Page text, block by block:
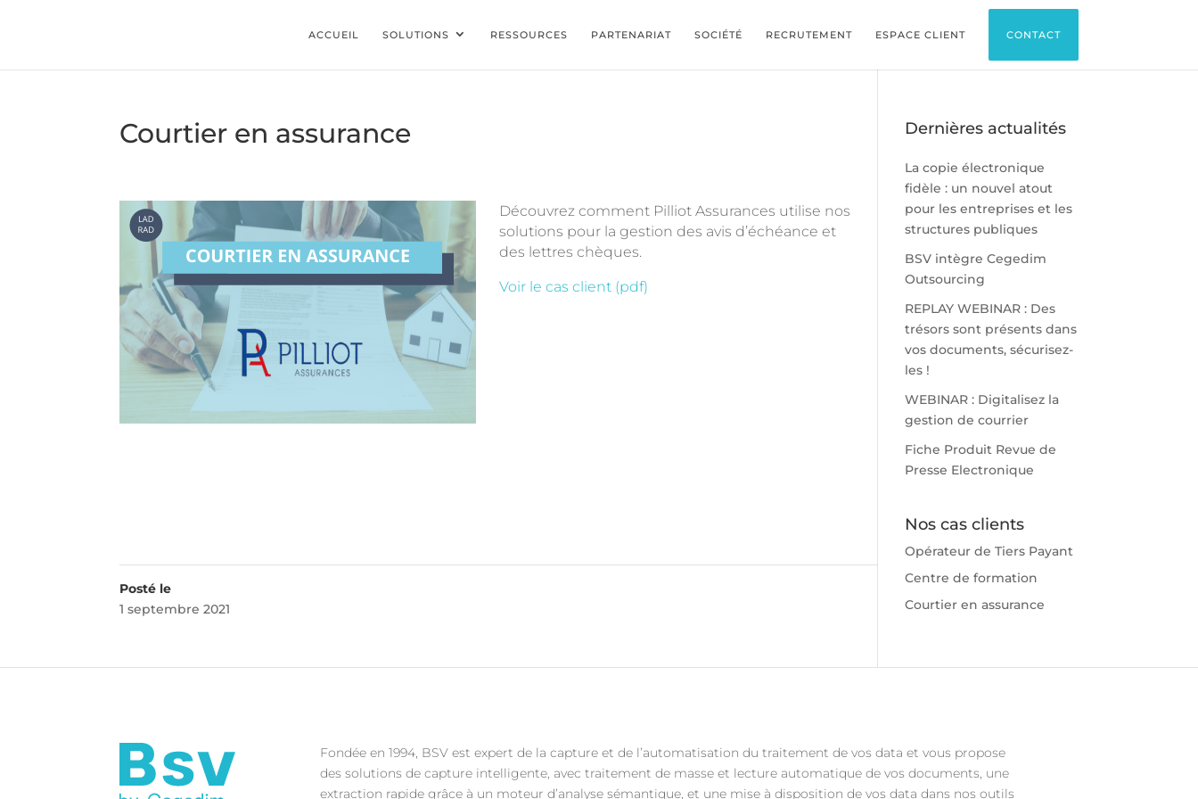
ACCUEIL SOLUTIONS RESSOURCES PARTENARIAT SOCIÉTÉ RECRUTEMENT ESPACE CLIENT CONTACT
Courtier en assurance
1 septembre 2021
Découvrez comment Pilliot Assurances utilise nos
solutions pour la gestion des avis d’échéance et
des lettres chèques.
Voir le cas client (pdf)
Dernières actualités
La copie électronique
fidèle : un nouvel atout
pour les entreprises et les
structures publiques
BSV intègre Cegedim
Outsourcing
REPLAY WEBINAR : Des
trésors sont présents dans
vos documents, sécurisez-
les !
WEBINAR : Digitalisez la
gestion de courrier
Fiche Produit Revue de
Presse Electronique
Nos cas clients
Opérateur de Tiers Payant
Centre de formation
Courtier en assurance
Fondée en 1994, BSV est expert de la capture et de l’automatisation du traitement de vos data et vous propose
des solutions de capture intelligente, avec traitement de masse et lecture automatique de vos documents, une
extraction rapide grâce à un moteur d’analyse sémantique, et une mise à disposition de vos data dans nos outils